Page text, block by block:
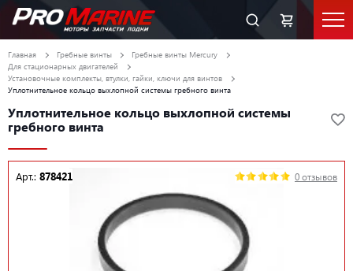
Главная Гребные винты
Гребные винты Mercury
Для стационарных двигателей
Установочные комплекты, втулки, гайки, ключи для винтов
Уплотнительное кольцо выхлопной системы гребного винта
Уплотнительное кольцо выхлопной системы
гребного винта
Арт.: 878421 0 отзывов